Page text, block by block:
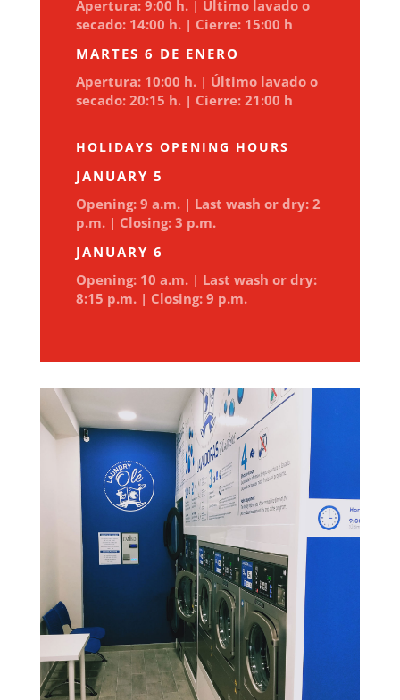
Apertura: 9:00 h. | Último lavado o
secado: 14:00 h. | Cierre: 15:00 h
MARTES 6 DE ENERO
Apertura: 10:00 h. | Último lavado o
secado: 20:15 h. | Cierre: 21:00 h
HOLIDAYS OPENING HOURS
JANUARY 5
Opening: 9 a.m. | Last wash or dry: 2
p.m. | Closing: 3 p.m.
JANUARY 6
Opening: 10 a.m. | Last wash or dry:
8:15 p.m. | Closing: 9 p.m.